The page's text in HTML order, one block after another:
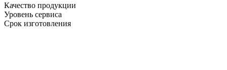
Качество продукции
Уровень сервиса
Срок изготовления